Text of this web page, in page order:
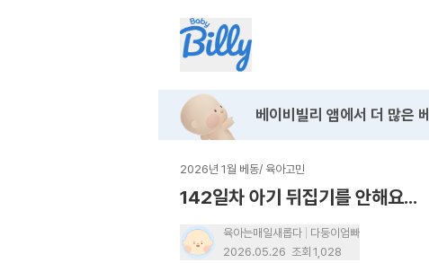
베이비빌리 앱에서 더 많은
2026년 1월 베동/ 육아고민
142일차 아기 뒤집기를 안해요...
육아는매일새롭다
다둥이엄빠
2026.05.26 조회 1,028